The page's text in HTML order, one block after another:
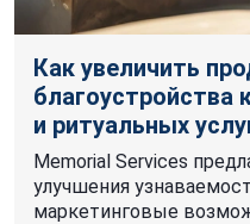
Как увеличить
и ритуальных
Memorial Services
улучшения
маркетинговые